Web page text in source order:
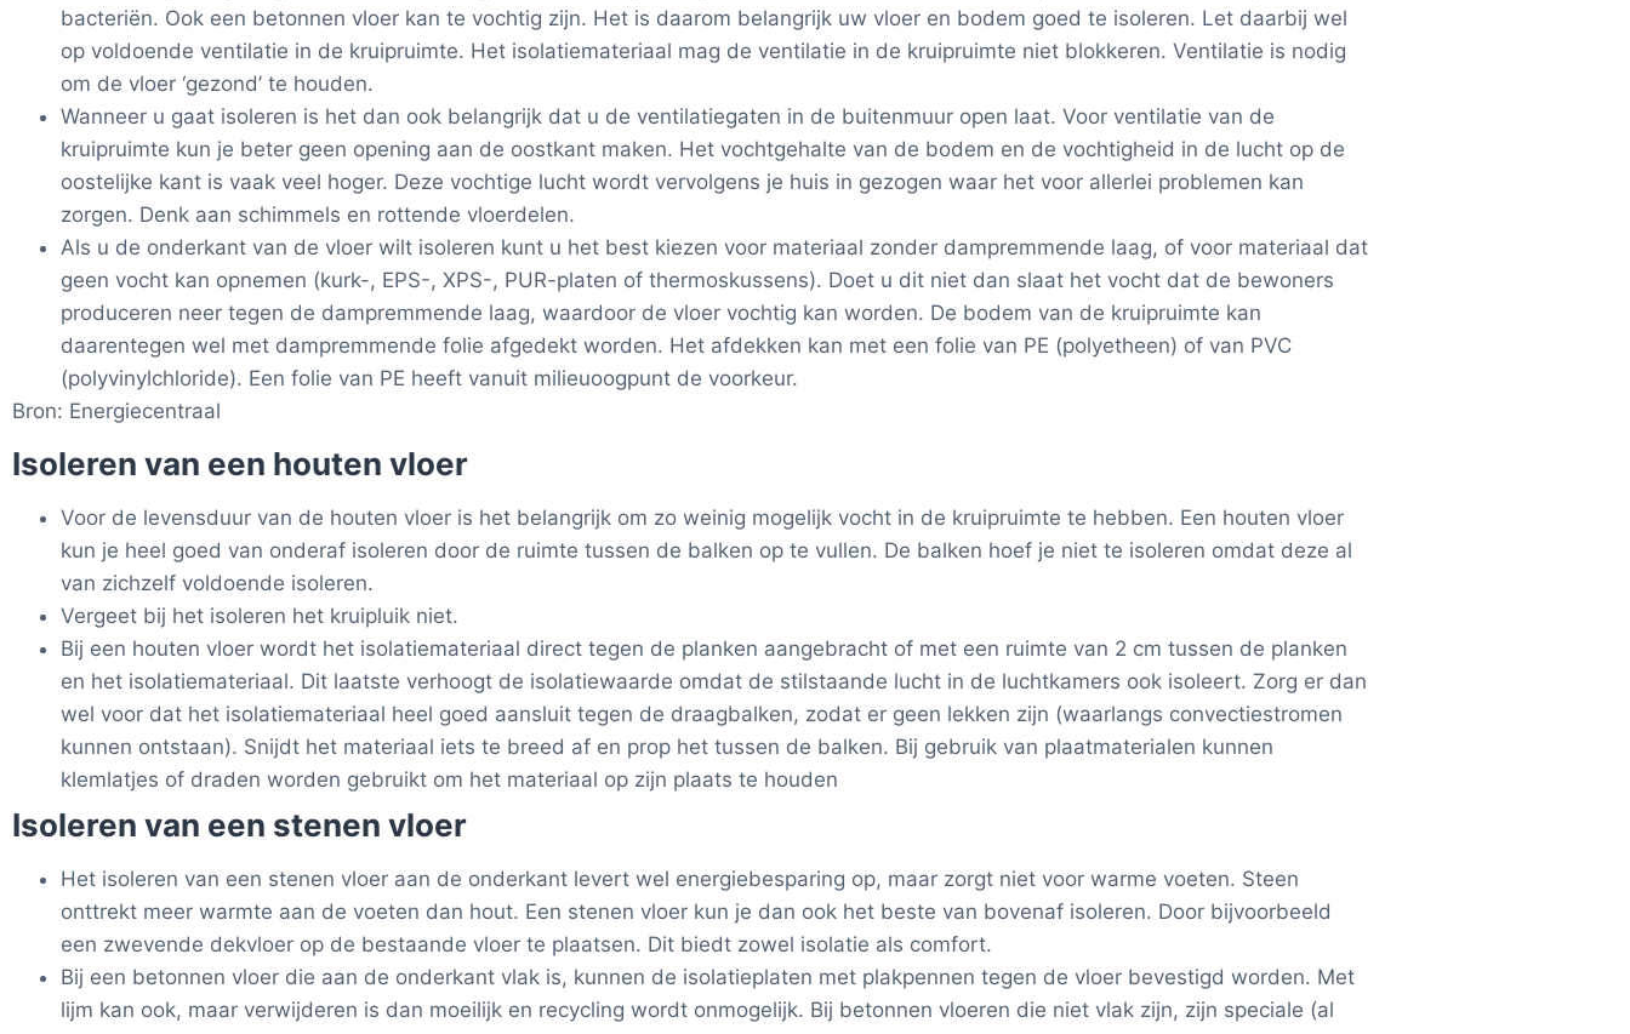
bacteriën. Ook een betonnen vloer kan te vochtig zijn. Het is daarom belangrijk uw vloer en bodem goed te isoleren. Let daarbij wel
op voldoende ventilatie in de kruipruimte. Het isolatiemateriaal mag de ventilatie in de kruipruimte niet blokkeren. Ventilatie is nodig
om de vloer ‘gezond’ te houden.
Wanneer u gaat isoleren is het dan ook belangrijk dat u de ventilatiegaten in de buitenmuur open laat. Voor ventilatie van de
kruipruimte kun je beter geen opening aan de oostkant maken. Het vochtgehalte van de bodem en de vochtigheid in de lucht op de
oostelijke kant is vaak veel hoger. Deze vochtige lucht wordt vervolgens je huis in gezogen waar het voor allerlei problemen kan
zorgen. Denk aan schimmels en rottende vloerdelen.
Als u de onderkant van de vloer wilt isoleren kunt u het best kiezen voor materiaal zonder dampremmende laag, of voor materiaal dat
geen vocht kan opnemen (kurk-, EPS-, XPS-, PUR-platen of thermoskussens). Doet u dit niet dan slaat het vocht dat de bewoners
produceren neer tegen de dampremmende laag, waardoor de vloer vochtig kan worden. De bodem van de kruipruimte kan
daarentegen wel met dampremmende folie afgedekt worden. Het afdekken kan met een folie van PE (polyetheen) of van PVC
(polyvinylchloride). Een folie van PE heeft vanuit milieuoogpunt de voorkeur.
Bron: Energiecentraal
Isoleren van een houten vloer
Voor de levensduur van de houten vloer is het belangrijk om zo weinig mogelijk vocht in de kruipruimte te hebben. Een houten vloer
kun je heel goed van onderaf isoleren door de ruimte tussen de balken op te vullen. De balken hoef je niet te isoleren omdat deze al
van zichzelf voldoende isoleren.
Vergeet bij het isoleren het kruipluik niet.
Bij een houten vloer wordt het isolatiemateriaal direct tegen de planken aangebracht of met een ruimte van 2 cm tussen de planken
en het isolatiemateriaal. Dit laatste verhoogt de isolatiewaarde omdat de stilstaande lucht in de luchtkamers ook isoleert. Zorg er dan
wel voor dat het isolatiemateriaal heel goed aansluit tegen de draagbalken, zodat er geen lekken zijn (waarlangs convectiestromen
kunnen ontstaan). Snijdt het materiaal iets te breed af en prop het tussen de balken. Bij gebruik van plaatmaterialen kunnen
klemlatjes of draden worden gebruikt om het materiaal op zijn plaats te houden
Isoleren van een stenen vloer
Het isoleren van een stenen vloer aan de onderkant levert wel energiebesparing op, maar zorgt niet voor warme voeten. Steen
onttrekt meer warmte aan de voeten dan hout. Een stenen vloer kun je dan ook het beste van bovenaf isoleren. Door bijvoorbeeld
een zwevende dekvloer op de bestaande vloer te plaatsen. Dit biedt zowel isolatie als comfort.
Bij een betonnen vloer die aan de onderkant vlak is, kunnen de isolatieplaten met plakpennen tegen de vloer bevestigd worden. Met
lijm kan ook, maar verwijderen is dan moeilijk en recycling wordt onmogelijk. Bij betonnen vloeren die niet vlak zijn, zijn speciale (al